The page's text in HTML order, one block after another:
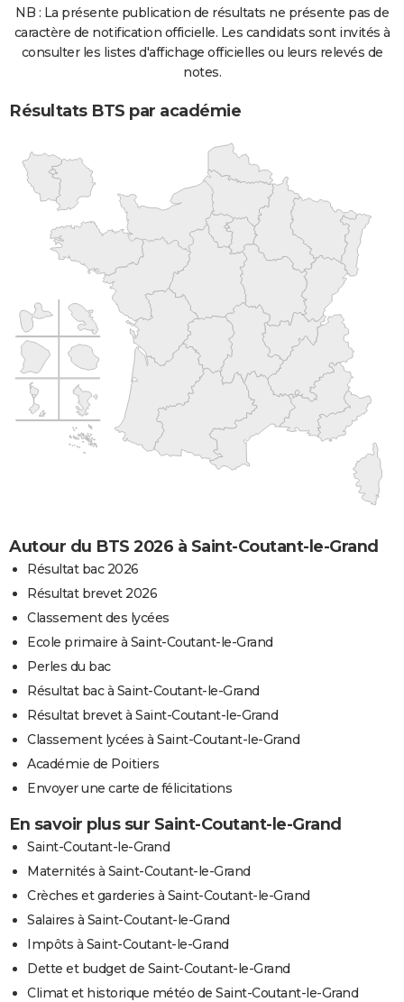
NB : La présente publication de résultats ne présente pas de
caractère de notification officielle. Les candidats sont invités à
consulter les listes d'affichage officielles ou leurs relevés de
notes.
Résultats BTS par académie
Autour du BTS 2026 à Saint-Coutant-le-Grand
Résultat bac 2026
Résultat brevet 2026
Classement des lycées
Ecole primaire à Saint-Coutant-le-Grand
Perles du bac
Résultat bac à Saint-Coutant-le-Grand
Résultat brevet à Saint-Coutant-le-Grand
Classement lycées à Saint-Coutant-le-Grand
Académie de Poitiers
Envoyer une carte de félicitations
En savoir plus sur Saint-Coutant-le-Grand
Saint-Coutant-le-Grand
Maternités à Saint-Coutant-le-Grand
Crèches et garderies à Saint-Coutant-le-Grand
Salaires à Saint-Coutant-le-Grand
Impôts à Saint-Coutant-le-Grand
Dette et budget de Saint-Coutant-le-Grand
Climat et historique météo de Saint-Coutant-le-Grand